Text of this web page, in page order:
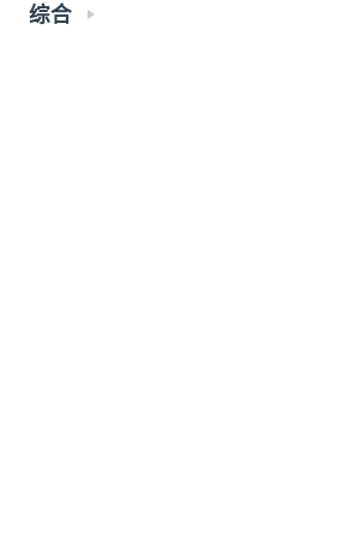
综合